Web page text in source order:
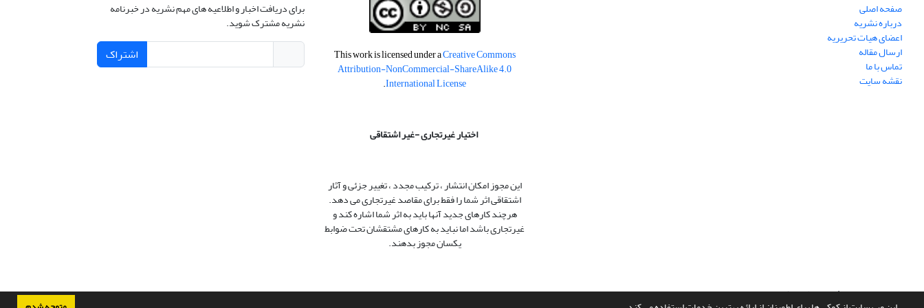
صفحه اصلی
درباره نشریه
اعضای هیات تحریریه
ارسال مقاله
تماس با ما
نقشه سایت
This work is licensed under aCreative Commons
Attribution-NonCommercial-ShareAlike 4.0
International License
.
اختیار غیرتجاری -غیر اشتقاقی
این مجوز امکان انتشار ، ترکیب مجدد ، تغییر جزئی و آثار
اشتقاقی اثر شما را فقط برای مقاصد غیرتجاری می دهد.
هرچند کارهای جدید آنها باید به اثر شما اشاره کند و
غیرتجاری باشد اما نباید به کارهای مشتقشان تحت ضوابط
یکسان مجوز بدهند.
برای دریافت اخبار و اطلاعیه های مهم نشریه در خبرنامه
نشریه مشترک شوید.
اشتراک
سامانه مدیریت نشریات علمی.طراحی و پیاده سازی ازسیناوب